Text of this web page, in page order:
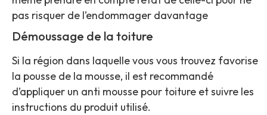
pas risquer de l’endommager davantage
Démoussage de la toiture
Si la région dans laquelle vous vous trouvez favorise
la pousse de la mousse, il est recommandé
d’appliquer un anti mousse pour toiture et suivre les
instructions du produit utilisé.